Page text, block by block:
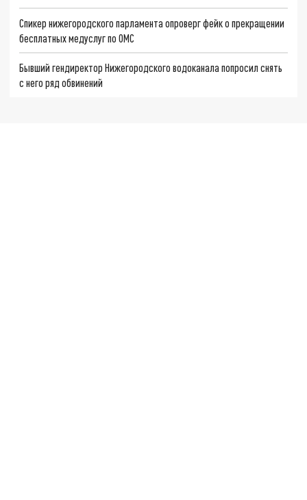
Спикер нижегородского парламента опроверг фейк о прекращении
бесплатных медуслуг по ОМС
Бывший гендиректор Нижегородского водоканала попросил снять
с него ряд обвинений